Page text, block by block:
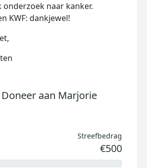
naar kanker.
KWF: dankjewel!
Doneer aan Marjorie
Streefbedrag
€500